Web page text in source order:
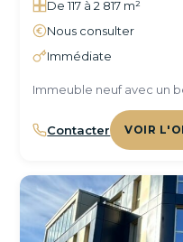
De 117 à 2 817 m²
Nous consulter
Immédiate
Immeuble neuf avec un
Contacter VOIR